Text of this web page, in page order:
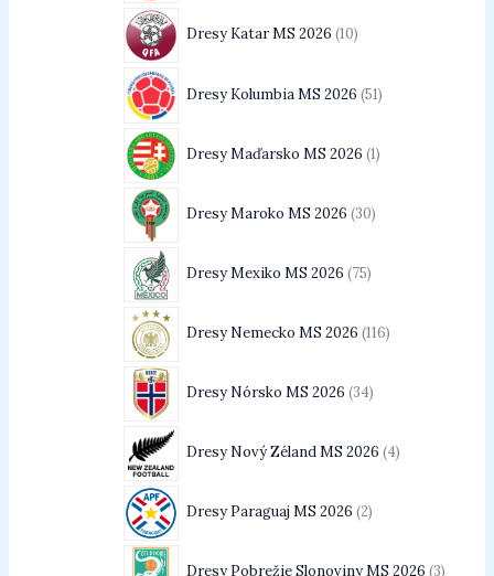
Dresy Katar MS 2026 10
Dresy Kolumbia MS 2026 51
Dresy Maďarsko MS 2026 1
Dresy Maroko MS 2026 30
Dresy Mexiko MS 2026 75
Dresy Nemecko MS 2026 116
Dresy Nórsko MS 2026 34
Dresy Nový Zéland MS 2026 4
Dresy Paraguaj MS 2026 2
Dresy Pobrežie Slonoviny MS 2026 3